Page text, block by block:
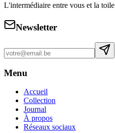
L'intermédiaire entre vous et la toile
Newsletter
Menu
Accueil
Collection
Journal
À propos
Réseaux sociaux